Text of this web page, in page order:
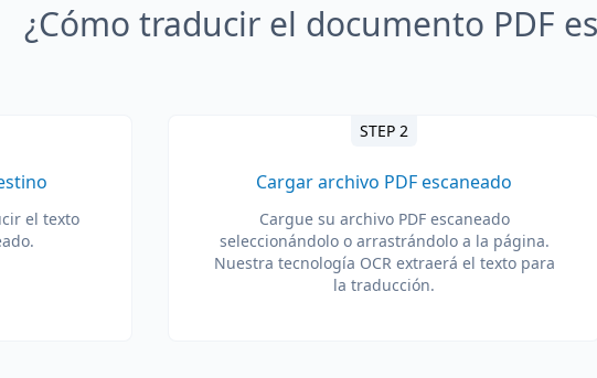
¿Cómo traducir el documento PDF
el texto
STEP 2
Cargar archivo PDF escaneado
Cargue su archivo PDF escaneado
seleccionándolo o arrastrándolo a la página.
Nuestra tecnología OCR extraerá el texto para
la traducción.